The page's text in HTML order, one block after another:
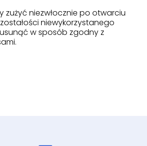
zużyć niezwłocznie po otwarciu
niewykorzystanego
w sposób zgodny z